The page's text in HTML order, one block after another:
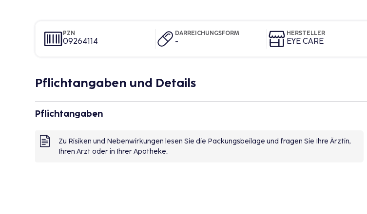
PZN
09264114
DARREICHUNGSFORM
-
HERSTELLER
EYE CARE
Pflichtangaben und Details
Pflichtangaben
Zu Risiken und Nebenwirkungen lesen Sie die Packungsbeilage und fragen Sie Ihre Ärztin,
Ihren Arzt oder in Ihrer Apotheke.